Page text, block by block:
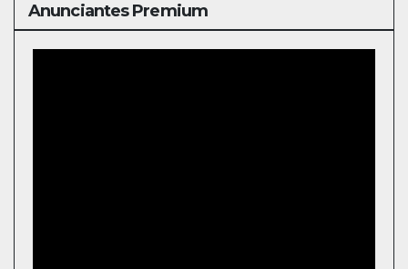
Anunciantes Premium